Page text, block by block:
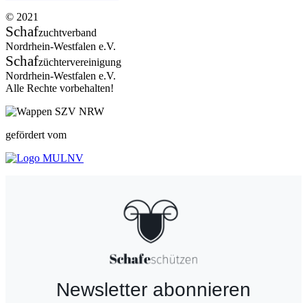
© 2021
Schafzuchtverband
Nordrhein-Westfalen e.V.
Schafzüchtervereinigung
Nordrhein-Westfalen e.V.
Alle Rechte vorbehalten!
gefördert vom
Newsletter abonnieren